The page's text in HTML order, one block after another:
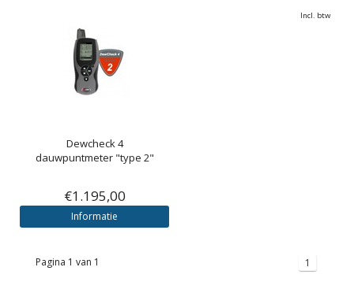
Dewcheck 4
dauwpuntmeter "type 2"
€1.195,00
Informatie
Incl. btw
Pagina 1 van 1 1